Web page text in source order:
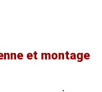
et montage